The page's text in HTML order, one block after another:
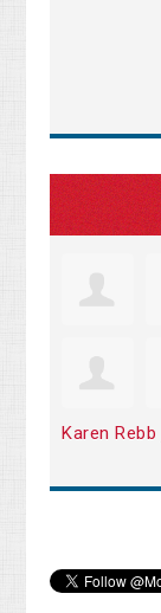
Karen Rebb